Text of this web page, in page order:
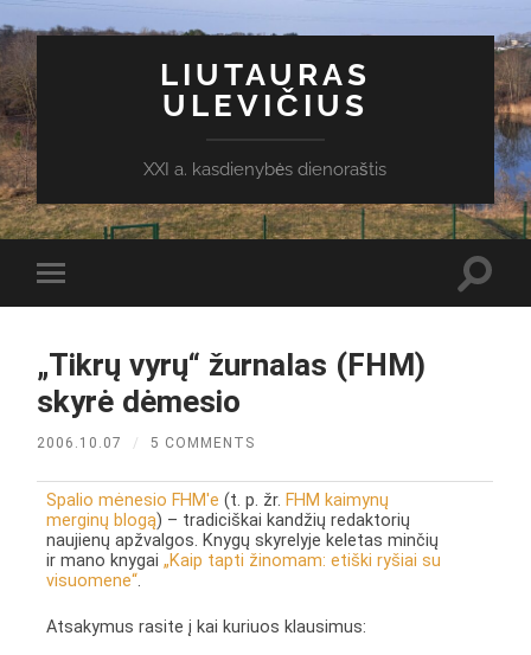
LIUTAURAS
ULEVIČIUS
XXI a. kasdienybės dienoraštis
Toggle
mobile
„Tikrų vyrų“ žurnalas (FHM)
skyrė dėmesio
2006.10.07 / 5 COMMENTS
Spalio mėnesio FHM'e (t. p. žr. FHM kaimynų
merginų blogą) – tradiciškai kandžių redaktorių
naujienų apžvalgos. Knygų skyrelyje keletas minčių
ir mano knygai„Kaip tapti žinomam: etiški ryšiai su
visuomene“.
Atsakymus rasite į kai kuriuos klausimus: